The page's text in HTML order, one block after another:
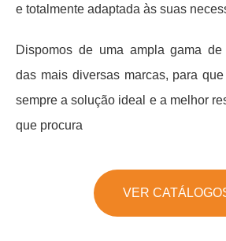
e totalmente adaptada às suas
Dispomos de uma ampla gama de
das mais diversas marcas, para
sempre a solução ideal e a melhor
que procura
VER